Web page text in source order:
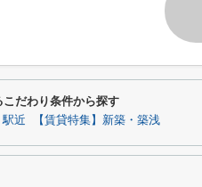
だわり条件から探す
駅近 【賃貸特集】新築・築浅